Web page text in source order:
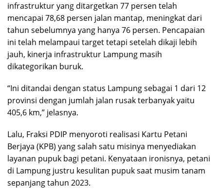
infrastruktur yang ditargetkan 77 persen telah
mencapai 78,68 persen jalan mantap, meningkat dari
tahun sebelumnya yang hanya 76 persen. Pencapaian
ini telah melampaui target tetapi setelah dikaji lebih
jauh, kinerja infrastruktur Lampung masih
dikategorikan buruk.
“Ini ditandai dengan status Lampung sebagai 1 dari 12
provinsi dengan jumlah jalan rusak terbanyak yaitu
405,6 km,” jelasnya.
Lalu, Fraksi PDIP menyoroti realisasi Kartu Petani
Berjaya (KPB) yang salah satu misinya menyediakan
layanan pupuk bagi petani. Kenyataan ironisnya, petani
di Lampung justru kesulitan pupuk saat musim tanam
sepanjang tahun 2023.